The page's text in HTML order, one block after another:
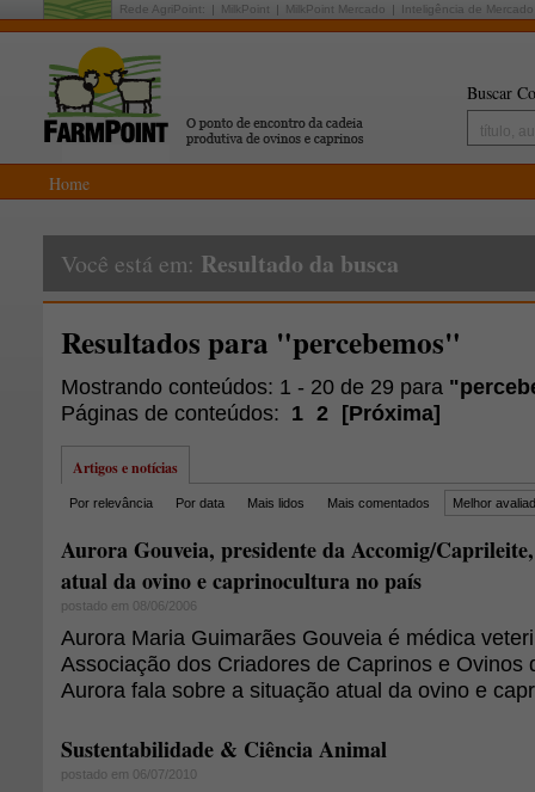
Rede AgriPoint: MilkPoint MilkPoint Mercado Inteligência de Mercado
Buscar
Home
Você está em: Resultado da busca
Resultados para "percebemos"
Mostrando conteúdos: 1 - 20 de 29 para
Páginas de conteúdos: 1 2 [Próxima]
Artigos e notícias
Por relevância Por data Mais lidos Mais comentados Melhor
Aurora Gouveia, presidente da Accomig/
atual da ovino e caprinocultura no país
postado em 08/06/2006
Aurora Maria Guimarães Gouveia é médica
Associação dos Criadores de Caprinos e Ovinos
Aurora fala sobre a situação atual da ovino e
Sustentabilidade & Ciência Animal
postado em 06/07/2010